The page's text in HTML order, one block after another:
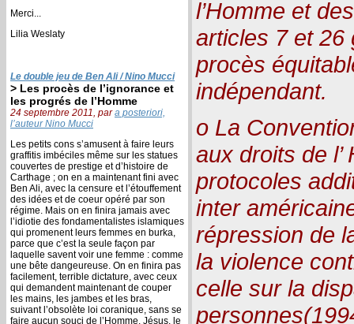
Merci...
Lilia Weslaty
Le double jeu de Ben Ali / Nino Mucci
> Les procès de l’ignorance et
les progrés de l’Homme
24 septembre 2011, para posteriori,
l’auteur Nino Mucci
Les petits cons s’amusent à faire leurs
graffitis imbéciles même sur les statues
couvertes de prestige et d’histoire de
Carthage ; on en a maintenant fini avec
Ben Ali, avec la censure et l’étouffement
des idées et de coeur opéré par son
régime. Mais on en finira jamais avec
l’idiotie des fondamentalistes islamiques
qui promenent leurs femmes en burka,
parce que c’est la seule façon par
laquelle savent voir une femme : comme
une bête dangeureuse. On en finira pas
facilement, terrible dictature, avec ceux
qui demandent maintenant de couper
les mains, les jambes et les bras,
suivant l’obsolète loi coranique, sans se
faire aucun souci de l’Homme. Jésus, le
l’Homme et
articles 7 et 26
procès
indépendant.
o La
aux droits de
protocoles
inter
répression de
la violence
celle sur la